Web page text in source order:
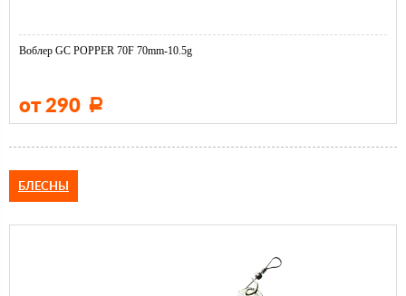
Воблер GC POPPER 70F 70mm-10.5g
от 290 Р
БЛЕСНЫ